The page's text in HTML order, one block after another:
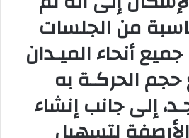
من الجلسات
أنحاء الميـدان
الحركـة به
إلى جانب إنشاء